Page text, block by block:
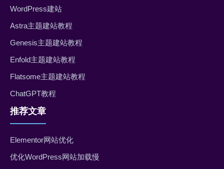
WordPress建站
Astra主题建站教程
Genesis主题建站教程
Enfold主题建站教程
Flatsome主题建站教程
ChatGPT教程
推荐文章
Elementor网站优化
优化WordPress网站加载慢